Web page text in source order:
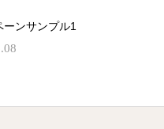
ーンサンプル1